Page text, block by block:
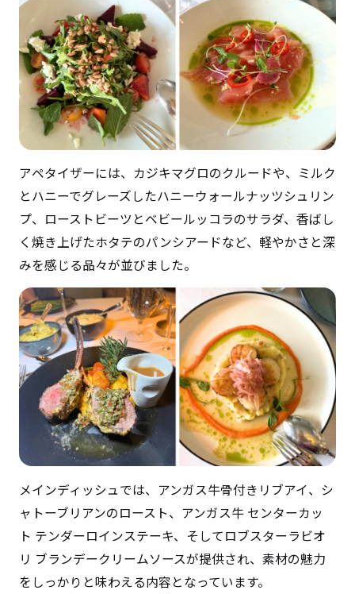
アペタイザーには、カジキマグロのクルードや、ミルク
とハニーでグレーズしたハニーウォールナッツシュリン
プ、ローストビーツとベビールッコラのサラダ、香ばし
く焼き上げたホタテのパンシアードなど、軽やかさと深
みを感じる品々が並びました。
メインディッシュでは、アンガス牛骨付きリブアイ、シ
ャトーブリアンのロースト、アンガス牛 センターカッ
ト テンダーロインステーキ、そしてロブスターラビオ
リ ブランデークリームソースが提供され、素材の魅力
をしっかりと味わえる内容となっています。